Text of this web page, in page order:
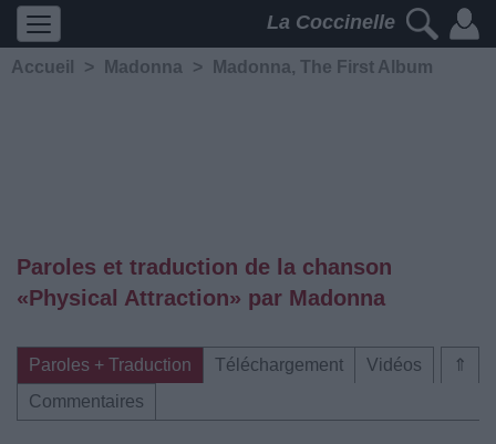
La Coccinelle
Accueil > Madonna > Madonna, The First Album
Paroles et traduction de la chanson
«Physical Attraction» par Madonna
⇑
Paroles + Traduction Téléchargement
Vidéos
Commentaires